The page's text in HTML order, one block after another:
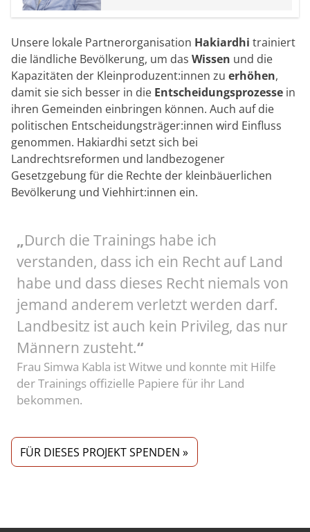
Unsere lokale Partnerorganisation Hakiardhi trainiert
die ländliche Bevölkerung, um das Wissen und die
Kapazitäten der Kleinproduzent:innen zu erhöhen,
damit sie sich besser in die Entscheidungsprozesse in
ihren Gemeinden einbringen können. Auch auf die
politischen Entscheidungsträger:innen wird Einfluss
genommen. Hakiardhi setzt sich bei
Landrechtsreformen und landbezogener
Gesetzgebung für die Rechte der kleinbäuerlichen
Bevölkerung und Viehhirt:innen ein.
„Durch die Trainings habe ich
verstanden, dass ich ein Recht auf Land
habe und dass dieses Recht niemals von
jemand anderem verletzt werden darf.
Landbesitz ist auch kein Privileg, das nur
Männern zusteht.“
Frau Simwa Kabla ist Witwe und konnte mit Hilfe
der Trainings offizielle Papiere für ihr Land
bekommen.
FÜR DIESES PROJEKT SPENDEN »